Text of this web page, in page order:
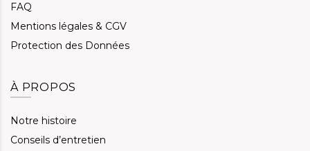
FAQ
Mentions légales & CGV
Protection des Données
À PROPOS
Notre histoire
Conseils d’entretien